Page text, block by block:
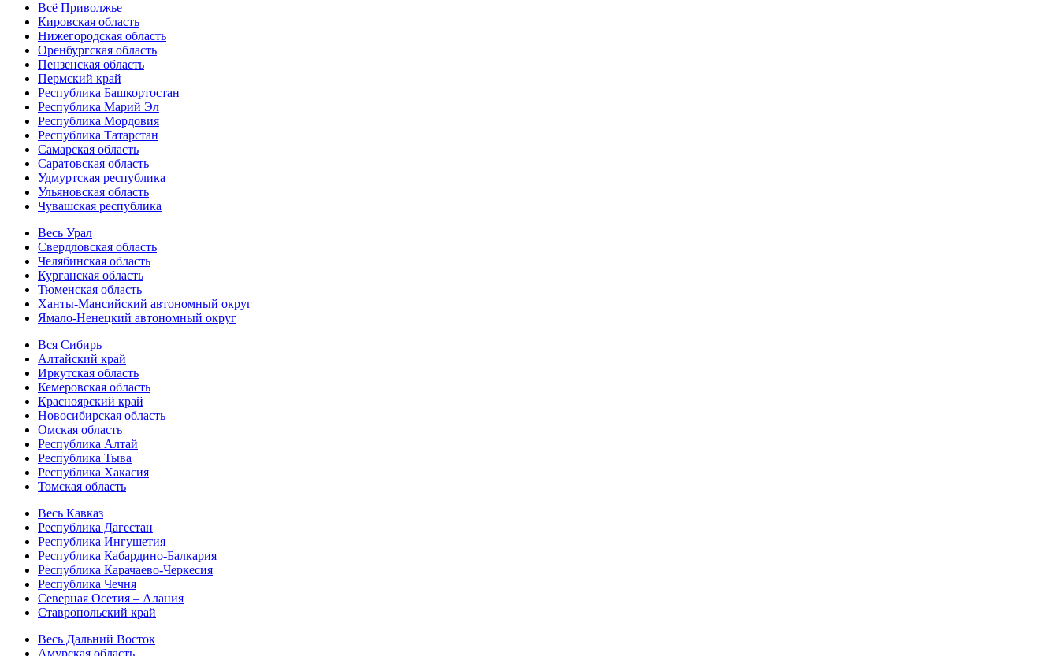
Всё Приволжье
Кировская область
Нижегородская область
Оренбургская область
Пензенская область
Пермский край
Республика Башкортостан
Республика Марий Эл
Республика Мордовия
Республика Татарстан
Самарская область
Саратовская область
Удмуртская республика
Ульяновская область
Чувашская республика
Весь Урал
Свердловская область
Челябинская область
Курганская область
Тюменская область
Ханты-Мансийский автономный округ
Ямало-Ненецкий автономный округ
Вся Сибирь
Алтайский край
Иркутская область
Кемеровская область
Красноярский край
Новосибирская область
Омская область
Республика Алтай
Республика Тыва
Республика Хакасия
Томская область
Весь Кавказ
Республика Дагестан
Республика Ингушетия
Республика Кабардино-Балкария
Республика Карачаево-Черкесия
Республика Чечня
Северная Осетия – Алания
Ставропольский край
Весь Дальний Восток
Амурская область